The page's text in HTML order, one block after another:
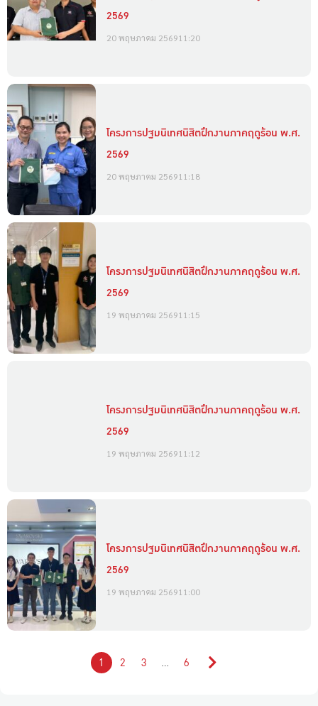
2569
20 พฤษภาคม 256911:20
โครงการปฐมนิเทศนิสิตฝึกงานภาคฤดูร้อน พ.ศ.
2569
20 พฤษภาคม 256911:18
โครงการปฐมนิเทศนิสิตฝึกงานภาคฤดูร้อน พ.ศ.
2569
19 พฤษภาคม 256911:15
โครงการปฐมนิเทศนิสิตฝึกงานภาคฤดูร้อน พ.ศ.
2569
19 พฤษภาคม 256911:12
โครงการปฐมนิเทศนิสิตฝึกงานภาคฤดูร้อน พ.ศ.
2569
19 พฤษภาคม 256911:00
1 2 3 … 6